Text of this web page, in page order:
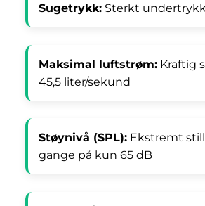
Sugetrykk:Sterkt undertrykk
Maksimal luftstrøm:Kraftig
45,5 liter/sekund
Støynivå (SPL):Ekstremt
gange på kun 65 dB